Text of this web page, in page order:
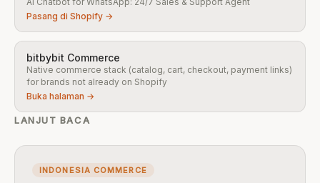
Pasang di Shopify →
bitbybit Commerce
Native commerce stack (catalog, cart, checkout, payment links)
for brands not already on Shopify
Buka halaman →
LANJUT BACA
INDONESIA COMMERCE